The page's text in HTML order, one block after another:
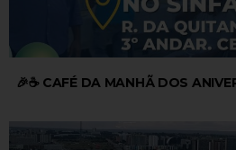
🎉☕ CAFÉ DA MANHÃ DOS